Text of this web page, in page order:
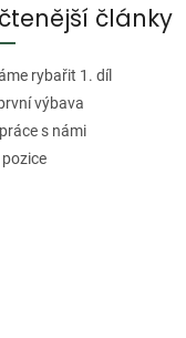
články
rybařit 1. díl
výbava
s námi